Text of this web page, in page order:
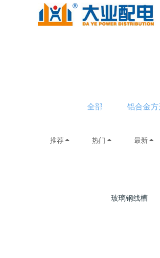
全部 铝合金
推荐 热门 最新
玻璃钢线槽